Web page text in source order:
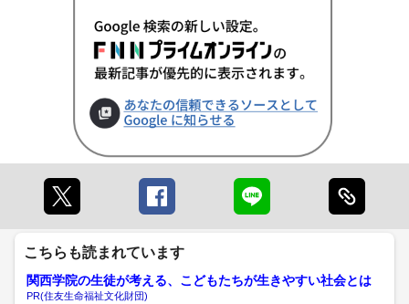
こちらも読まれています
関西学院の生徒が考える、こどもたちが生きやすい社会とは
PR(住友生命福祉文化財団)